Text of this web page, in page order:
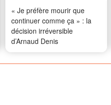
« Je préfère mourir que
continuer comme ça » : la
décision irréversible
d’Arnaud Denis